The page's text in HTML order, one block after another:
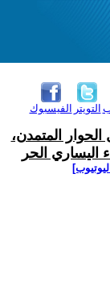
الفيسبوك التويتر
المتمدن،
اليساري الحر